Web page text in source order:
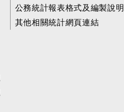
公務統計報表格式及編製說明
其他相關統計網頁連結